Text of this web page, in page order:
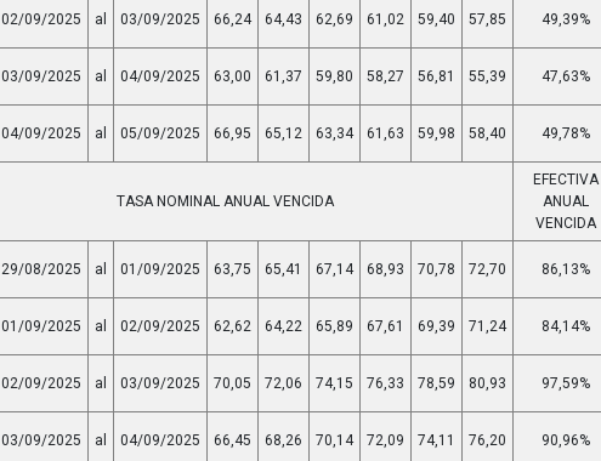
02/09/2025 al 03/09/2025 66,24 64,43 62,69 61,02 59,40 57,85 49,39%
03/09/2025 al 04/09/2025 63,00 61,37 59,80 58,27 56,81 55,39 47,63%
04/09/2025 al 05/09/2025 66,95 65,12 63,34 61,63 59,98 58,40 49,78%
TASA NOMINAL ANUAL VENCIDA
EFECTIVA
ANUAL
VENCIDA
29/08/2025 al 01/09/2025 63,75 65,41 67,14 68,93 70,78 72,70 86,13%
01/09/2025 al 02/09/2025 62,62 64,22 65,89 67,61 69,39 71,24 84,14%
02/09/2025 al 03/09/2025 70,05 72,06 74,15 76,33 78,59 80,93 97,59%
03/09/2025 al 04/09/2025 66,45 68,26 70,14 72,09 74,11 76,20 90,96%